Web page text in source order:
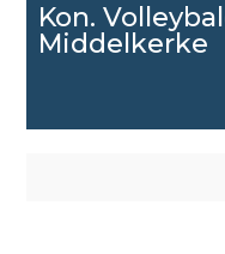
Kon.
Middelkerke